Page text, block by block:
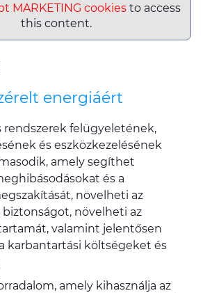
MARKETING cookiesto access
this content.
energiáért
rendszerek felügyeletének,
és eszközkezelésének
amely segíthet
és a
növelheti az
növelheti az
valamint jelentősen
karbantartási költségeket és
amely kihasználja az